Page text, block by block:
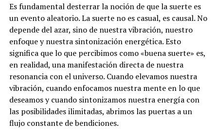
Es fundamental desterrar la noción de que la suerte es
un evento aleatorio. La suerte no es casual, es causal. No
depende del azar, sino de nuestra vibración, nuestro
enfoque y nuestra sintonización energética. Esto
significa que lo que percibimos como «buena suerte» es,
en realidad, una manifestación directa de nuestra
resonancia con el universo. Cuando elevamos nuestra
vibración, cuando enfocamos nuestra mente en lo que
deseamos y cuando sintonizamos nuestra energía con
las posibilidades ilimitadas, abrimos las puertas a un
flujo constante de bendiciones.